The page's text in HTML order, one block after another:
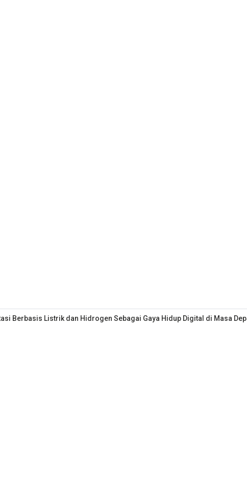
Berbasis Listrik dan Hidrogen Sebagai Gaya Hidup Digital di Masa